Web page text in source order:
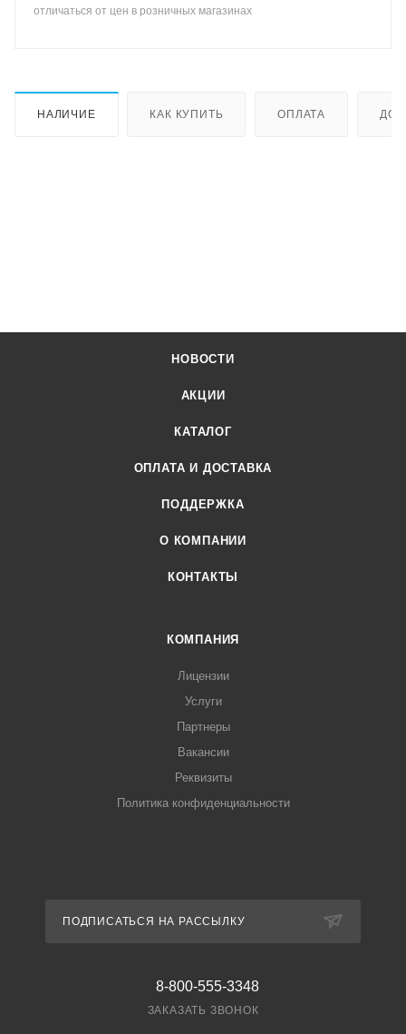
отличаться от цен в розничных магазинах
НАЛИЧИЕ КАК КУПИТЬ ОПЛАТА
НОВОСТИ
АКЦИИ
КАТАЛОГ
ОПЛАТА И ДОСТАВКА
ПОДДЕРЖКА
О КОМПАНИИ
КОНТАКТЫ
КОМПАНИЯ
Лицензии
Услуги
Партнеры
Вакансии
Реквизиты
Политика конфиденциальности
ПОДПИСАТЬСЯ НА РАССЫЛКУ
8-800-555-3348
ЗАКАЗАТЬ ЗВОНОК